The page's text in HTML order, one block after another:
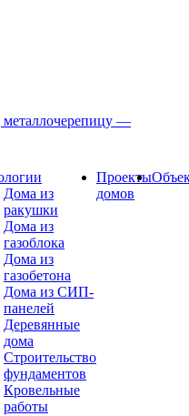
Дома из
ракушки
Дома из
газоблока
Дома из
газобетона
Дома из СИП-
панелей
Деревянные
дома
Строительство
фундаментов
Кровельные
работы
Проекты
домов